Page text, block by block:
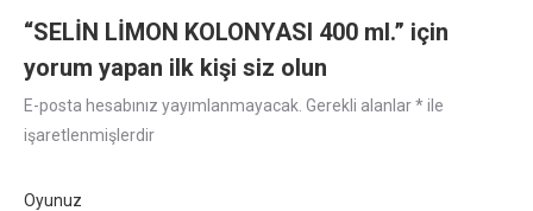
“SELİN LİMON KOLONYASI 400 ml.” için
yorum yapan ilk kişi siz olun
E-posta hesabınız yayımlanmayacak. Gerekli alanlar*ile
işaretlenmişlerdir
Oyunuz